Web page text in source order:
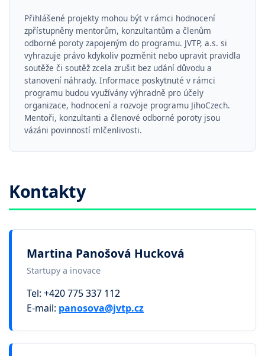
Přihlášené projekty mohou být v rámci hodnocení
zpřístupněny mentorům, konzultantům a členům
odborné poroty zapojeným do programu. JVTP, a.s. si
vyhrazuje právo kdykoliv pozměnit nebo upravit pravidla
soutěže či soutěž zcela zrušit bez udání důvodu a
stanovení náhrady. Informace poskytnuté v rámci
programu budou využívány výhradně pro účely
organizace, hodnocení a rozvoje programu JihoCzech.
Mentoři, konzultanti a členové odborné poroty jsou
vázáni povinností mlčenlivosti.
Kontakty
Martina Panošová Hucková
Startupy a inovace
Tel: +420 775 337 112
E-mail: panosova@jvtp.cz